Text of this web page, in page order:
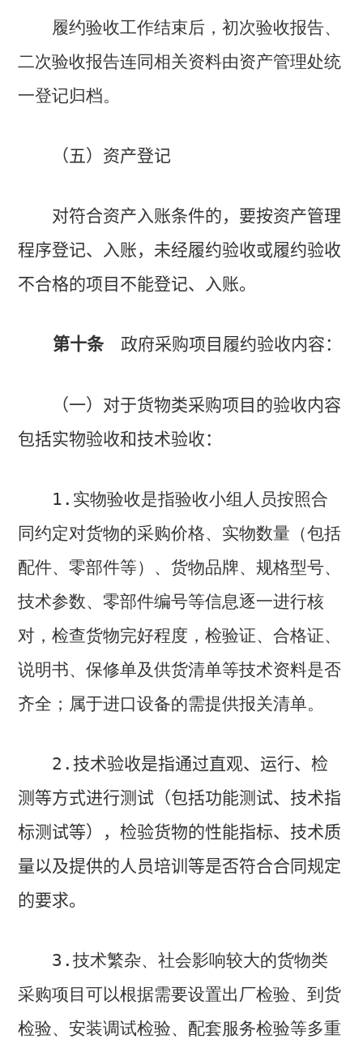
履约验收工作结束后，初次验收报告、
二次验收报告连同相关资料由资产管理处统
一登记归档。
（五）资产登记
对符合资产入账条件的，要按资产管理
程序登记、入账，未经履约验收或履约验收
不合格的项目不能登记、入账。
第十条政府采购项目履约验收内容：
（一）对于货物类采购项目的验收内容
包括实物验收和技术验收：
1. 实物验收是指验收小组人员按照合
同约定对货物的采购价格、实物数量（包括
配件、零部件等）、货物品牌、规格型号、
技术参数、零部件编号等信息逐一进行核
对，检查货物完好程度，检验证、合格证、
说明书、保修单及供货清单等技术资料是否
齐全；属于进口设备的需提供报关清单。
2. 技术验收是指通过直观、运行、检
测等方式进行测试（包括功能测试、技术指
标测试等），检验货物的性能指标、技术质
量以及提供的人员培训等是否符合合同规定
的要求。
3.技术繁杂、社会影响较大的货物类
采购项目可以根据需要设置出厂检验、到货
检验、安装调试检验、配套服务检验等多重